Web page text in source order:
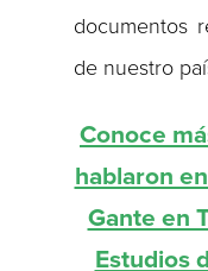
documentos
de nuestro
Conoce
hablaron
Gante en
Estudios